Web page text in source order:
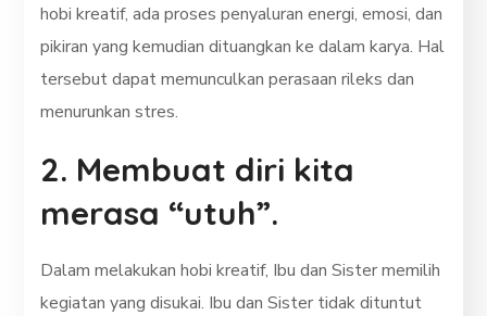
hobi kreatif, ada proses penyaluran energi, emosi, dan
pikiran yang kemudian dituangkan ke dalam karya. Hal
tersebut dapat memunculkan perasaan rileks dan
menurunkan stres.
2. Membuat diri kita
merasa “utuh”.
Dalam melakukan hobi kreatif, Ibu dan Sister memilih
kegiatan yang disukai. Ibu dan Sister tidak dituntut